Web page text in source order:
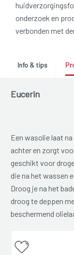
onderzoek en
verbonden met
Info & tips
Eucerin
Een wasolie laat
achter en zorgt
geschikt voor
die na het wassen
Droog je na het
droog te deppen
beschermend